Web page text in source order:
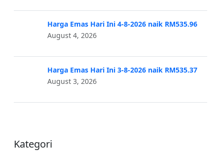
Harga Emas Hari Ini 4-8-2026 naik RM535.96
August 4, 2026
Harga Emas Hari Ini 3-8-2026 naik RM535.37
August 3, 2026
Kategori